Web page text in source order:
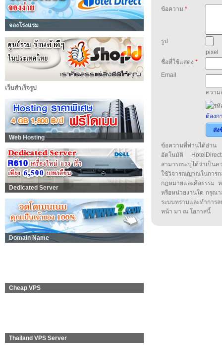
จองโรงแรม
เว็บสำเร็จรูป
Web Hosting
Dedicated Server
Domain Name
Cheap VPS
Thailand VPS Server
ข้อความ *
รูป
pixel
ชื่อที่ใช้แสดง *
Email
ความ
ต้องก
ส่ง
ข้อความที่ท่านได้อ่าน
อัตโนมัติ
สามารถระบุได้ว่าเป็น
ใช้วิจารณญาณในกา
กฎหมายและศีลธรรม
หรือหน่วยงานใด กรุณา
ระบบทราบและทำกา
หน้า มา ณ โอกาสนี้